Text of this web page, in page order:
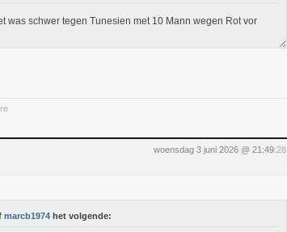
was schwer tegen Tunesien met 10 Mann wegen Rot vor
woensdag 3 juni 2026 @ 21:49:28
marcb1974 het volgende: